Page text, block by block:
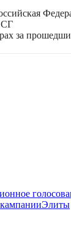
за
Элиты